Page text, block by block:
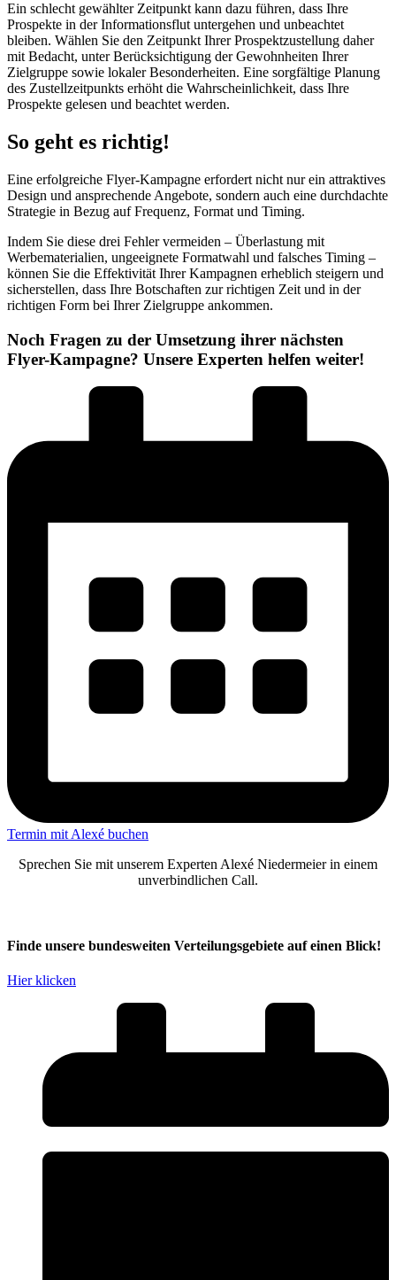
Ein schlecht gewählter Zeitpunkt kann dazu führen, dass Ihre
Prospekte in der Informationsflut untergehen und unbeachtet
bleiben. Wählen Sie den Zeitpunkt Ihrer Prospektzustellung daher
mit Bedacht, unter Berücksichtigung der Gewohnheiten Ihrer
Zielgruppe sowie lokaler Besonderheiten. Eine sorgfältige Planung
des Zustellzeitpunkts erhöht die Wahrscheinlichkeit, dass Ihre
Prospekte gelesen und beachtet werden.
So geht es richtig!
Eine erfolgreiche Flyer-Kampagne erfordert nicht nur ein attraktives
Design und ansprechende Angebote, sondern auch eine durchdachte
Strategie in Bezug auf Frequenz, Format und Timing.
Indem Sie diese drei Fehler vermeiden – Überlastung mit
Werbematerialien, ungeeignete Formatwahl und falsches Timing –
können Sie die Effektivität Ihrer Kampagnen erheblich steigern und
sicherstellen, dass Ihre Botschaften zur richtigen Zeit und in der
richtigen Form bei Ihrer Zielgruppe ankommen.
Noch Fragen zu der Umsetzung ihrer nächsten
Flyer-Kampagne? Unsere Experten helfen weiter!
Termin mit Alexé buchen
Sprechen Sie mit unserem Experten Alexé Niedermeier in einem
unverbindlichen Call.
Finde unsere bundesweiten Verteilungsgebiete auf einen Blick!
Hier klicken